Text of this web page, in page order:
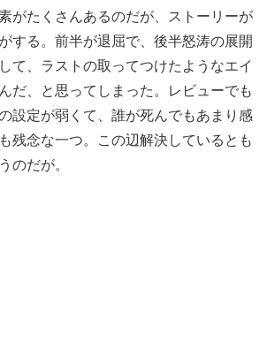
がたくさんあるのだが、ストーリーが
する。前半が退屈で、後半怒涛の展開
て、ラストの取ってつけたようなエイ
だ、と思ってしまった。レビューでも
設定が弱くて、誰が死んでもあまり感
残念な一つ。この辺解決しているとも
のだが。